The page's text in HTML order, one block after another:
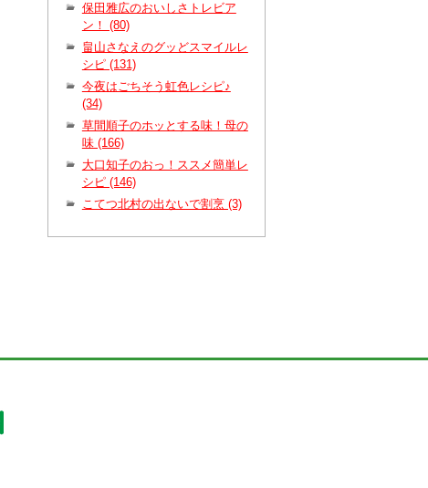
保田雅広のおいしさトレビア
ン！ (80)
畠山さなえのグッどスマイルレ
シピ (131)
今夜はごちそう虹色レシピ♪
(34)
草間順子のホッとする味！母の
味 (166)
大口知子のおっ！ススメ簡単レ
シピ (146)
こてつ北村の出ないで割烹 (3)